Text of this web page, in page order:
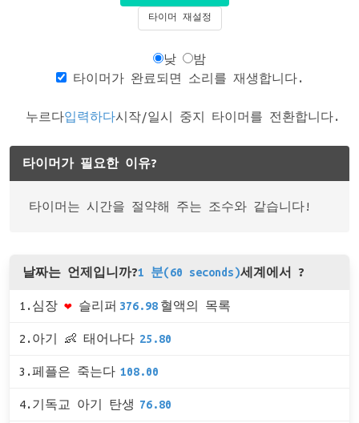
타이머 재설정
낮
밤
타이머가 완료되면 소리를 재생합니다.
누르다입력하다시작/일시 중지 타이머를 전환합니다.
타이머가 필요한 이유?
타이머는 시간을 절약해 주는 조수와 같습니다!
날짜는 언제입니까?1 분(60 seconds)세계에서 ?
1.심장 ❤ 슬리퍼 376.98 혈액의 목록
2.아기 👶 태어나다 25.80
3.페플은 죽는다 108.00
4.기독교 아기 탄생 76.80